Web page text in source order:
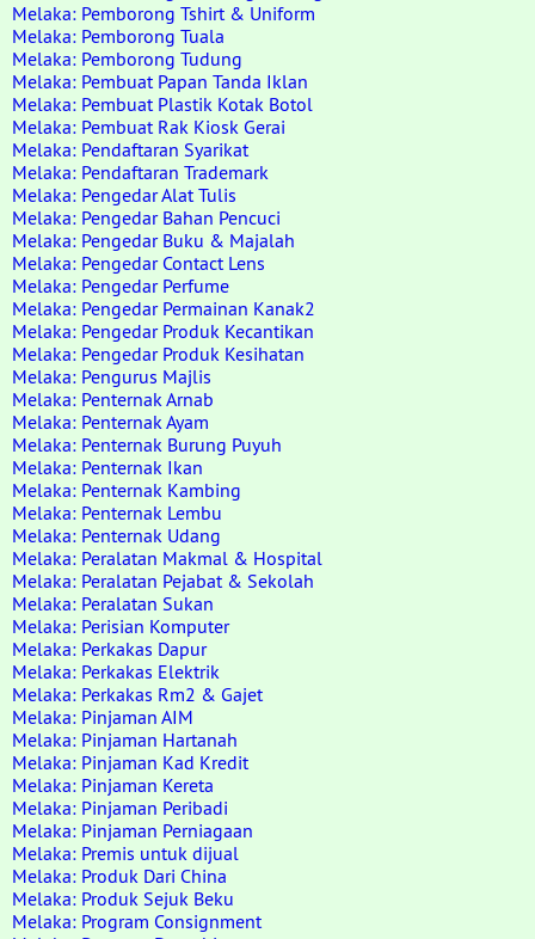
Melaka: Pemborong Tshirt & Uniform
Melaka: Pemborong Tuala
Melaka: Pemborong Tudung
Melaka: Pembuat Papan Tanda Iklan
Melaka: Pembuat Plastik Kotak Botol
Melaka: Pembuat Rak Kiosk Gerai
Melaka: Pendaftaran Syarikat
Melaka: Pendaftaran Trademark
Melaka: Pengedar Alat Tulis
Melaka: Pengedar Bahan Pencuci
Melaka: Pengedar Buku & Majalah
Melaka: Pengedar Contact Lens
Melaka: Pengedar Perfume
Melaka: Pengedar Permainan Kanak2
Melaka: Pengedar Produk Kecantikan
Melaka: Pengedar Produk Kesihatan
Melaka: Pengurus Majlis
Melaka: Penternak Arnab
Melaka: Penternak Ayam
Melaka: Penternak Burung Puyuh
Melaka: Penternak Ikan
Melaka: Penternak Kambing
Melaka: Penternak Lembu
Melaka: Penternak Udang
Melaka: Peralatan Makmal & Hospital
Melaka: Peralatan Pejabat & Sekolah
Melaka: Peralatan Sukan
Melaka: Perisian Komputer
Melaka: Perkakas Dapur
Melaka: Perkakas Elektrik
Melaka: Perkakas Rm2 & Gajet
Melaka: Pinjaman AIM
Melaka: Pinjaman Hartanah
Melaka: Pinjaman Kad Kredit
Melaka: Pinjaman Kereta
Melaka: Pinjaman Peribadi
Melaka: Pinjaman Perniagaan
Melaka: Premis untuk dijual
Melaka: Produk Dari China
Melaka: Produk Sejuk Beku
Melaka: Program Consignment